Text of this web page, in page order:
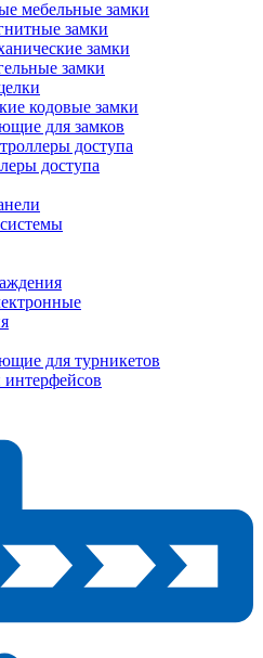
мебельные замки
замки
замки
замки
кодовые замки
для замков
доступа
доступа
для турникетов
интерфейсов